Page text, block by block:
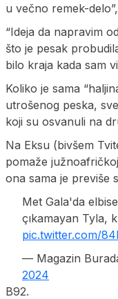
u večno remek-
“Ideja da napravim
što je pesak
bilo kraja kada sam
Koliko je sama
utrošenog peska,
koji su osvanuli na
Na Eksu (bivšem
pomaže
ona sama je previše
Met Gala'da
çıkamayan Tyla,
pic.twitter.com/
— Magazin
2024
B92.